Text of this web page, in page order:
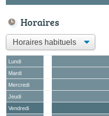
Horaires
Lundi
Mardi
Mercredi
Jeudi
Vendredi